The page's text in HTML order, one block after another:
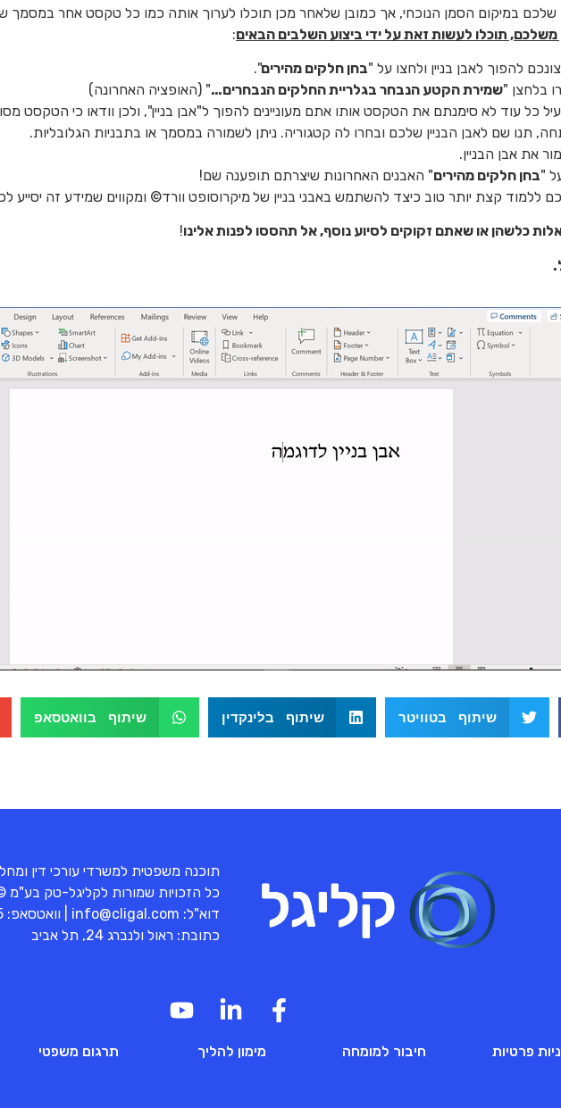
שלכם במיקום הסמן הנוכחי, אך כמובן שלאחר מכן תוכלו לערוך אותה כמו כל טקסט אחר במסמך
משלכם, תוכלו לעשות זאת על ידי ביצוע השלבים הבאים:
להפוך לאבן בניין ולחצו על "בחן חלקים מהירים".
בלחצן "שמירת הקטע הנבחר בגלריית החלקים הנבחרים…" (האופציה האחרונה)
כל עוד לא סימנתם את הטקסט אותו אתם מעוניינים להפוך ל"אבן בניין", ולכן וודאו כי הטקסט
תנו שם לאבן הבניין שלכם ובחרו לה קטגוריה. ניתן לשמורה במסמך או בתבניות הגלובליות.
את אבן הבניין.
"בחן חלקים מהירים" האבנים האחרונות שיצרתם תופענה שם!
ללמוד קצת יותר טוב כיצד להשתמש באבני בניין של מיקרוסופט וורד© ומקווים שמידע זה
כלשהן או שאתם זקוקים לסיוע נוסף, אל תהססו לפנות אלינו!
שיתוף בטוויטר שיתוף בלינקדין שיתוף בוואטסאפ
תוכנה משפטית למשרדי עורכי דין
כל הזכויות שמורות לקליגל-טק בע"מ ©
דוא"ל: info@cligal.com | וואטסאפ:
כתובת: ראול ולנברג 24, תל אביב
פרטיות חיבור למומחה מימון להליך תרגום משפטי